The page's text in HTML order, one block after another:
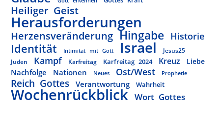
Heiliger Geist
Herausforderungen
Herzensveränderung Hingabe Historie
Identität Intimität mit Gott Israel
Jesus25
Juden
Kampf Karfreitag Karfreitag 2024 Kreuz Liebe
Nachfolge Nationen Neues Ost/West Prophetie
Reich Gottes Verantwortung Wahrheit
Wochenrückblick Wort Gottes